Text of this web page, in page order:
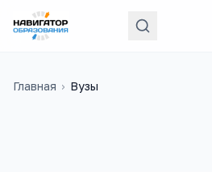
Главная › Вузы